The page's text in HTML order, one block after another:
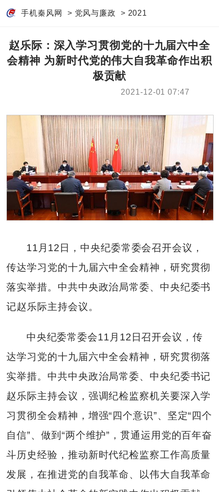
手机秦风网 > 党风与廉政 > 2021
赵乐际：深入学习贯彻党的十九届六中全
会精神 为新时代党的伟大自我革命作出积
极贡献
2021-12-01 07:47
11月12日，中央纪委常委会召开会议，
传达学习党的十九届六中全会精神，研究贯彻
落实举措。中共中央政治局常委、中央纪委书
记赵乐际主持会议。
中央纪委常委会11月12日召开会议，传
达学习党的十九届六中全会精神，研究贯彻落
实举措。中共中央政治局常委、中央纪委书记
赵乐际主持会议，强调纪检监察机关要深入学
习贯彻全会精神，增强“四个意识”、坚定“四个
自信”、做到“两个维护”，贯通运用党的百年奋
斗历史经验，推动新时代纪检监察工作高质量
发展，在推进党的自我革命、以伟大自我革命